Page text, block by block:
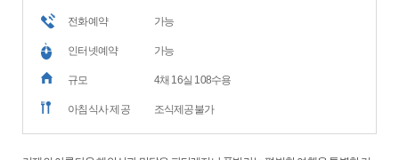
전화예약 가능
인터넷예약 가능
규모 4채 16실 108수용
아침식사 제공 조식제공불가